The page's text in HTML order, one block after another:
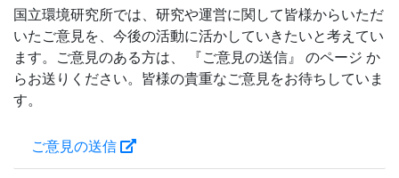
国立環境研究所では、研究や運営に関して皆様からいただ
いたご意見を、今後の活動に活かしていきたいと考えてい
ます。ご意見のある方は、 『ご意見の送信』 のページ か
らお送りください。皆様の貴重なご意見をお待ちしていま
す。
ご意見の送信